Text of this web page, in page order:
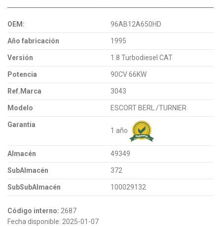
OEM: 96AB12A650HD
Año fabricación 1995
Versión 1.8 Turbodiesel CAT
Potencia 90CV 66KW
Ref.Marca 3043
Modelo ESCORT BERL./TURNIER
Garantia
1 año
Almacén 49349
SubAlmacén 372
SubSubAlmacén 100029132
Código interno: 2687
Fecha disponible: 2025-01-07